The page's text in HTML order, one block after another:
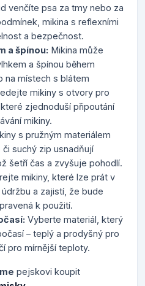
venčíte psa za tmy nebo za
mikina s reflexními
a bezpečnost.
a špínou: Mikina může
a špínou během
na místech s blátem
mikiny s otvory pro
zjednoduší připoutání
mikiny.
s pružným materiálem
suchý zip usnadňují
šetří čas a zvyšuje pohodlí.
mikiny, které lze prát v
a zajistí, že bude
k použití.
Vyberte materiál, který
– teplý a prodyšný pro
pro mírnější teploty.
pejskovi koupit